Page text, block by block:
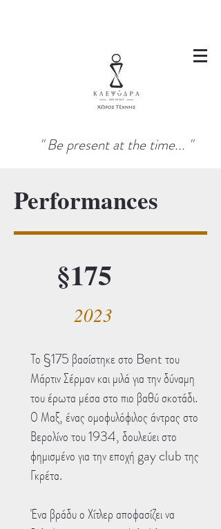
" Be present at the time... "
Performances
§175
2023
Το §175 βασίστηκε στο Bent του
Μάρτιν Σέρμαν και μιλά για την δύναμη
του έρωτα μέσα στο πιο βαθύ σκοτάδι.
Ο Μαξ, ένας ομοφυλόφιλος άντρας στο
Βερολίνο του 1934, δουλεύει στο
φημισμένο για την εποχή gay club της
Γκρέτα.
Ένα βράδυ ο Χίτλερ αποφασίζει να